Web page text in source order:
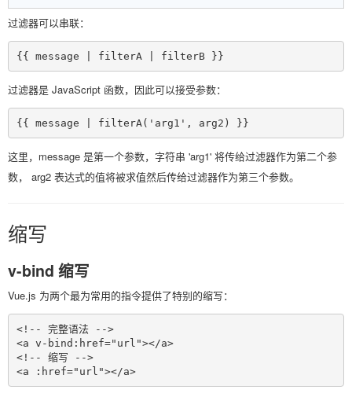
过滤器可以串联：
{{ message | filterA | filterB }}
过滤器是 JavaScript 函数，因此可以接受参数：
{{ message | filterA('arg1', arg2) }}
这里，message 是第一个参数，字符串 'arg1' 将传给过滤器作为第二个参
数， arg2 表达式的值将被求值然后传给过滤器作为第三个参数。
缩写
v-bind 缩写
Vue.js 为两个最为常用的指令提供了特别的缩写：
<!-- 完整语法 -->
<a v-bind:href="url"></a>
<!-- 缩写 -->
<a :href="url"></a>